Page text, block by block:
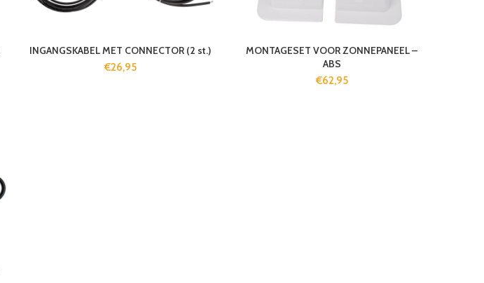
INGANGSKABEL MET CONNECTOR (2 st.)
€26,95
MONTAGESET VOOR ZONNEPANEEL –
ABS
€62,95